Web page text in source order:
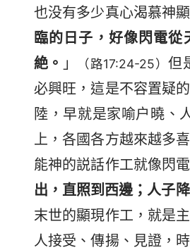
也没有多少真心渴慕神
臨的日子，好像閃電
絶。 」 （路17:24-25）但
必興旺，這是不容置疑
陸，早就是家喻户曉
上，各國各方越來越多
能神的説話作工就像閃
出，直照到西邊；人子
末世的顯現作工，就是
人接受、傳揚、見證，